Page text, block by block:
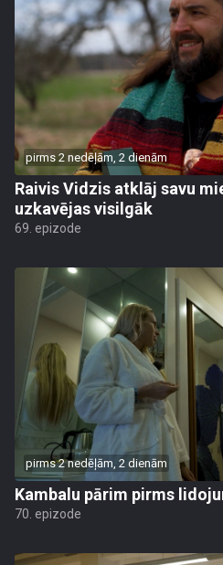
pirms 2 nedēļām, 2 dienām
Raivis Vidzis atklāj savu
uzkavējas visilgāk
69. epizode
pirms 2 nedēļām, 2 dienām
Kambalu pārim pirms
70. epizode